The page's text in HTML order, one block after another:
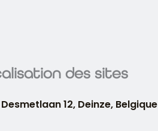
des sites
12, Deinze, Belgique